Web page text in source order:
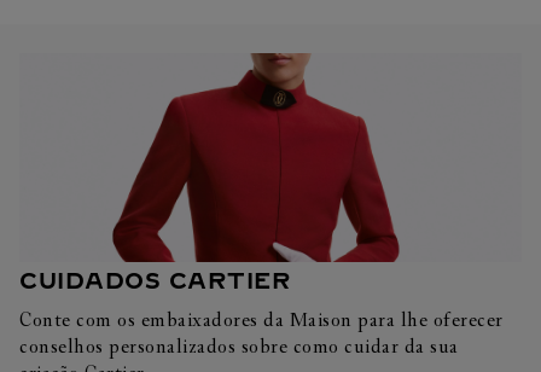
CUIDADOS CARTIER
Conte com os embaixadores da Maison para lhe oferecer
conselhos personalizados sobre como cuidar da sua